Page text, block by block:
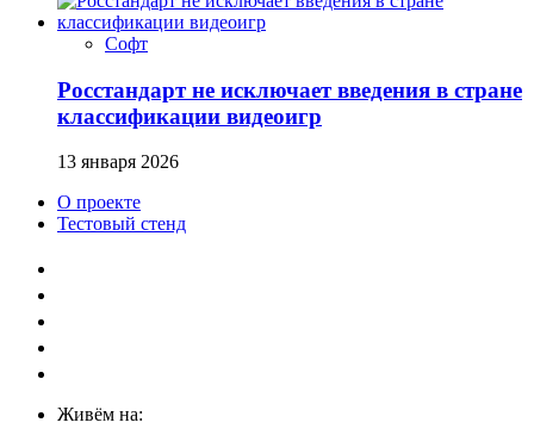
Софт
Росстандарт не исключает введения в стране
классификации видеоигр
13 января 2026
О проекте
Тестовый стенд
Живём на: